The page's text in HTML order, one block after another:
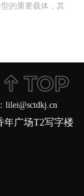
的重要载体，其
lilei@sctdkj.cn
年广场T2写字楼